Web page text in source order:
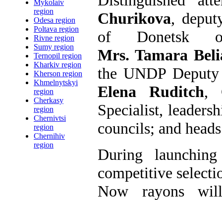
Mykolaiv
region
Odesa region
Poltava region
Rivne region
Sumy region
Ternopil region
Kharkiv region
Kherson region
Khmelnytskyi
region
Cherkasy
region
Chernivtsi
region
Chernihiv
region
Churikova,
of Donetsk
Mrs. Tamara
the UNDP
Elena Ruditch,
Specialist,
councils; and
During
competitive
Now rayons